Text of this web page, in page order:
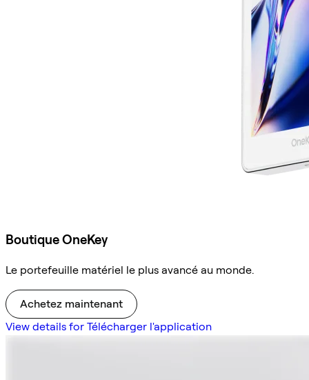
Boutique OneKey
Le portefeuille matériel le plus avancé au monde.
Achetez maintenant
View details for Télécharger l'application